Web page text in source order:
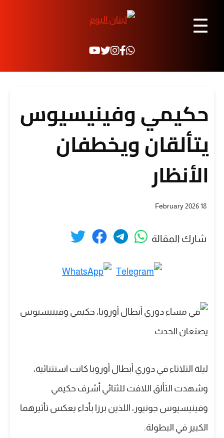
☰
حكيمي وفينيسيوس
يتألقان ويخطفان
الأنظار
18 February 2026
شارك المقالة
ليلة الثلاثاء في دوري أبطال أوروبا كانت استثنائية،
وشهدت التألق اللافت للثنائي أشرف حكيمي
وفينيسيوس جونيور، اللذين برزا بأداء يعكس تأثيرهما
الكبير في البطولة.